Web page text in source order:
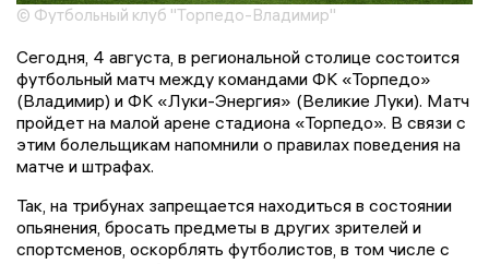
© Футбольный клуб "Торпедо-Владимир"
Сегодня, 4 августа, в региональной столице состоится
футбольный матч между командами ФК «Торпедо»
(Владимир) и ФК «Луки-Энергия» (Великие Луки). Матч
пройдет на малой арене стадиона «Торпедо». В связи с
этим болельщикам напомнили о правилах поведения на
матче и штрафах.
Так, на трибунах запрещается находиться в состоянии
опьянения, бросать предметы в других зрителей и
спортсменов, оскорблять футболистов, в том числе с